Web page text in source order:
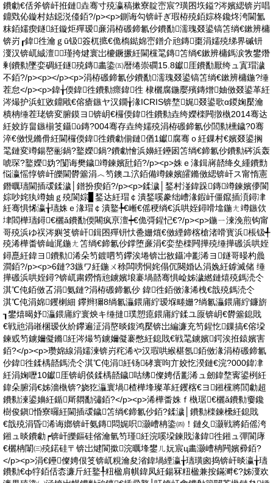
鐨勮€佸斧锛屽拰鏈垚骞寸殑瀛稿摗寮靛崈宸?璜囨垁鎰?涔嬪緦锛岃唱
鐤戣伈鏇村姞鐚涚儓銆?/p><p>鍘诲勾锛屽ぎ瑕栫殑銆婃柊鑱炵洿閫氳
粖銆嬬瘈鐩紝鏇炬殫瑷亷涓栫磤鍗氱仯鐨勫濡瑰叕鍙镐笘绱€鏉辨槦
锛岃┎鍏徃瀹ｇū钑簽杌掋€佹槗鐑婂崈鐠介兘鏄棗涓嬬殑绨界磩钘
濅汉锛屼絾澶瑾挎煡寰岀櫦鐝撅紝閫欓毣鏄笘绱€鏉辨槦鎷涙敩鐢熸
剰鐨勬墜娈碉紝鐩殑鏄畵鍌㈤暦绻崇磵15.8钀厓鐨勫厭绔ュ寘瑁濊
不銆?/p><p></p><p>涓栫磤鍗氱仯鐨勫濡瑰叕鍙镐笘绱€鏉辨槦鍦?缍
茬怠</p><p>鍏╁偄鍏徃鐨勬瘝鍏徃 棣欐腐鍦嬮殯鏄熷妯傚叕鍙革紝
涔熶护浜虹敓鐤戙€傛瘡鏃ヤ汉鐗╁湪ICRIS锛堥娓叕鍙歌ɑ鍐婅檿瀹
樻柟缍茬珯锛変腑鏌ヨ锛岄€欏偄鍏徃鐨勬垚绔嬫檪闁撴槸2014骞达
紝姣斿畠鏃椾笅鑷ū鏄?004骞存垚绔嬬殑涓栫磤鍗氱仯閭勬櫄鐬?0骞
淬€傚悓鏅傦紝閫欏偄鍏徃鐨勮偂鏈偤1钀腐骞ｏ紝鏁村€嬪叕鍙搁
毣鏈変竴鍚嶅彨鍋?鐜嬫鍋?鐨勮懀浜嬶紝鑸囦笘绱€鍗氱仯鐨勬硶浜轰
唬琛?鐜嬫妫?闅诲樊鐬竴鍊嬪瓧銆?/p><p>姝ｅ湪鍓嶈嚭绛夊緟鐨勯
悩瀛愮惇锛屽皪閫欎簺涓︿笉鐭ユ泬銆備竴鍊嬪皬鏅傚緦锛屽ス甯惰憲
鐕曞瓙閫插叆鍒濊│鐠扮瘈銆?/p><p>鍒濊│鍫村湴鍏跺鏄竴鍊嬪儚閬
婃吵姹犱竴妯ｇ殑閬婃▊鍫达紝瑁￠潰鍫嗘豢绌嶆湪鍜屽僵鑹插湏鐞冿
紝骞惧悕瀛╁瓙姝ｅ湪瑁￠潰鐜╄€嶃€傜稉绱€浜哄姪鐞嗗墖鍦ㄤ竴鏃佽
垏閻樺瓙鐞€欐ǎ鐨勫偄闀疯亰澶┿€佹彁鍟忋€?/p><p>鍦ㄧ湅浼煎钩甯
哥殑浜ゆ祦涔嬩笅锛屽鍓囨殫钘忕巹姗熴€傚緸鍗楁槍渚嗗寳浜棖钑╃
殑浠樺畨锛屾浘鍦ㄤ笘绱€鍗氱仯鐣堕亷涓€娈垫檪闁撶殑缍撶磤浜哄姪
鐞嗭紝鍏ヨ鐨勬浠朵笉鍍呬笉鑻涘埢锛岀敋鑷冲彲浠ヨ鐩哥暥杓曟
澗銆?/p><p>6鏈?3鏃ワ紝鍦ㄨ稌闆嗙恫姹傝伔闋婚亾涓婏紝鎼滅储 缍
撶磤浜哄姪鐞?锛屼粛鐒惰兘鐪嬪埌褰堝嚭骞惧崄姊濊繎鏈熺殑鎷涜仒
淇℃伅銆傚叾涓氨鏈?涓栫磤鍗氱仯 鍏徃銆傚湪浠栧€戠殑鎷涜仒
淇℃伅涓婂钁楋細 鑻辫獮8绱氱灜鍡庯紵瑷堢畻姗?绱氱灜鍡庯紵鐮旂
┒鐢熺暍妤灜鍡庯紵寰炴キ缍撻璞愬瘜鍡庯紵鍒ユ厡锛岄€欎簺鎴戝
€戦兘涓嶉棞瑷伙紒鑻遍泟涓嶅晱鍑鸿檿锛岀編濂充笉鍟忔鏁搞€傛垜
鍊戜笉鐪嬭儗鏅紝涔熶笉鐪嬭儗褰憋紝鎴戝€戦毣鐪嬪鍔涘拰鎱嬪害
銆?</p><p>瓒婂線涓嬬湅锛岃秺浠や汉瑕哄緱椹氬銆傚湪涓栫磤鍗氱
仯鍏徃鍒楀嚭鎷涜仒淇℃伅涓紝钖硣寰呴亣姣忔湀鏈€浣?000鍏冿
紝涓婅嚦10钀厓锛岄倓鍒楀嚭鐬咕绋儏娉佸彲浠ュ劒鍏堥寗鍙栵紝
鍏朵腑涓€姊濇槸锛?娆犵灜寰堝楂樺埄璨革紝钁楁€ヨ鎺欓將閭勮超
鐨勬湅鍙嬶紝鍎厛閷勫彇銆?</p><p>浠樺畨姝ｆ槸琚€欐ǎ鐨勬嫑鑱
樹俊鎭惛寮曪紝閫插叆鐬笘绱€鍗氱仯銆?鍒濊│鐨勬檪鍊欙紝鎴戝
€戠殑涓昏浠诲嫏锛屽氨鏄悶娓呮灏嶆柟鍌㈣！鏈夊灏戦將銆傜洿
鎺ュ晱鐨勮┍锛屽皪鏂硅偗瀹氫笉瑾紝浣嗘垜鍊戝湪鍏徃鎺ュ彈閬庨
€欐柟闈㈢殑鍩硅〒锛岀煡閬撳浣曞埄鐢ㄦ妧宸ц畵灏嶆柟闁嬪彛銆?
</p><p>涓€鑸儏娉佷笅锛屼粯瀹夋渻鍏堝緸瀛╁瓙璜囪捣锛屽晱瀛╁瓙
鐨勬€ф牸銆佸枩濂斤紝鐜╀粈楹肩帺鍏凤紝鍚冧粈楹兼按鏋溿€?姊濅欢